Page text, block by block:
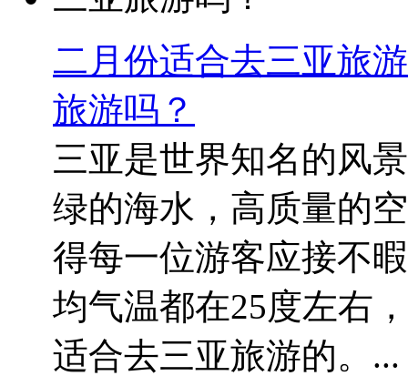
二月份适合去三亚旅
旅游吗？
三亚是世界知名的风
绿的海水，高质量的
得每一位游客应接不
均气温都在25度左右
适合去三亚旅游的。...